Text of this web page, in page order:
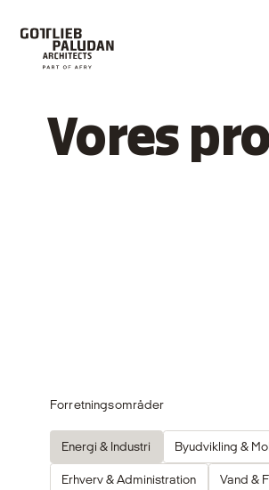
Vores
Forretningsområder
Energi & Industri Byudvikling &
Erhverv & Administration Vand &